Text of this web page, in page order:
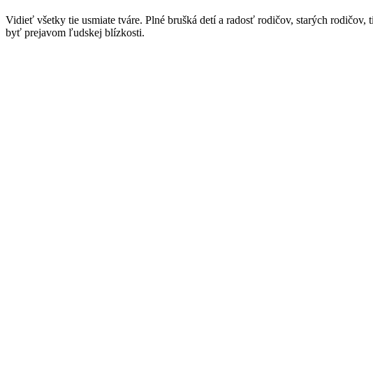
Vidieť všetky tie usmiate tváre. Plné brušká detí a radosť rodičov, starých
byť prejavom ľudskej blízkosti.